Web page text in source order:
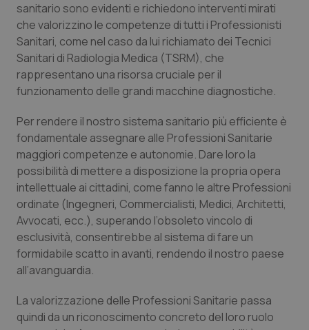
Lazio
Liguria
Lombardia
Marche
Molise
Piemonte
Provincia Autonoma di Bolzano
Provincia Autonoma di Trento
Puglia
Diabete & glucometri
Disturbi dell’umore
Dolore
Donna & Salute
Epatiti
HIV
Infezioni & Febbre
Ipertensione & Scompenso
Malattie rare
sanitario sono evidenti e richiedono interventi mirati
che valorizzino le competenze di tutti i Professionisti
Sanitari, come nel caso da lui richiamato dei Tecnici
Sanitari di Radiologia Medica (TSRM), che
rappresentano una risorsa cruciale per il
funzionamento delle grandi macchine diagnostiche.
Per rendere il nostro sistema sanitario più efficiente è
fondamentale assegnare alle Professioni Sanitarie
maggiori competenze e autonomie. Dare loro la
possibilità di mettere a disposizione la propria opera
intellettuale ai cittadini, come fanno le altre Professioni
ordinate (Ingegneri, Commercialisti, Medici, Architetti,
Avvocati, ecc.), superando l’obsoleto vincolo di
esclusività, consentirebbe al sistema di fare un
formidabile scatto in avanti, rendendo il nostro paese
all’avanguardia.
La valorizzazione delle Professioni Sanitarie passa
quindi da un riconoscimento concreto del loro ruolo